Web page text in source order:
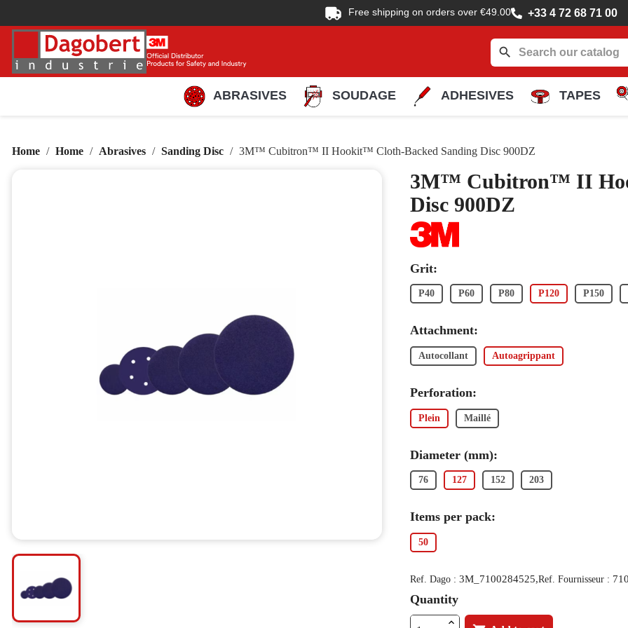
Free shipping on orders over €49.00 +33 4 72 68 71 00
search
ABRASIVES SOUDAGE ADHESIVES TAPES
Home Home Abrasives Sanding Disc 3M™ Cubitron™ II Hookit™ Cloth-Backed Sanding Disc 900DZ
3M™ Cubitron™ II
Disc 900DZ
Grit:
P40 P60 P80 P120 P150
Attachment:
Autocollant Autoagrippant
Perforation:
Plein Maillé
Diameter (mm):
76 127 152 203
Items per pack:
50
Ref. Dago : 3M_7100284525,Ref. Fournisseur :
Quantity